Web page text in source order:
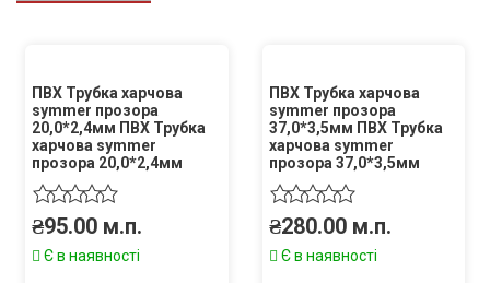
ПВХ Трубка харчова
symmer прозора
20,0*2,4мм ПВХ Трубка
харчова symmer
прозора 20,0*2,4мм
₴95.00 м.п.
Є в наявності
ПВХ Трубка харчова
symmer прозора
37,0*3,5мм ПВХ Трубка
харчова symmer
прозора 37,0*3,5мм
₴280.00 м.п.
Є в наявності